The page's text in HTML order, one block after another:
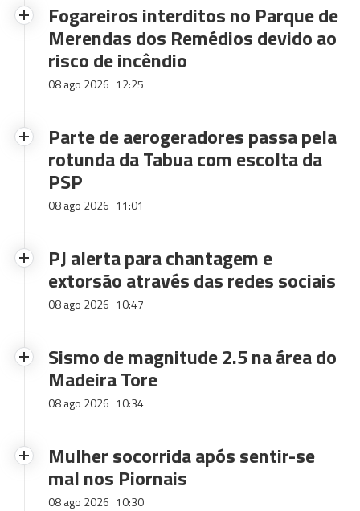
Fogareiros interditos no Parque de
Merendas dos Remédios devido ao
risco de incêndio
08 ago 2026 12:25
Parte de aerogeradores passa pela
rotunda da Tabua com escolta da
PSP
08 ago 2026 11:01
PJ alerta para chantagem e
extorsão através das redes sociais
08 ago 2026 10:47
Sismo de magnitude 2.5 na área do
Madeira Tore
08 ago 2026 10:34
Mulher socorrida após sentir-se
mal nos Piornais
08 ago 2026 10:30